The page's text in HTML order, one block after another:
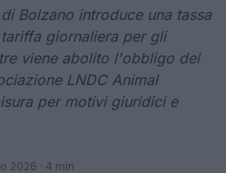
Bolzano introduce una tassa
giornaliera per gli
viene abolito l'obbligo del
LNDC Animal
per motivi giuridici e
2026 · 4 min